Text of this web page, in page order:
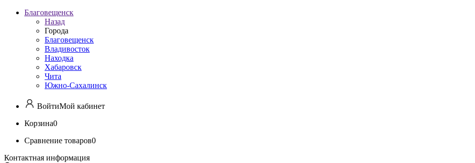
Благовещенск
Назад
Города
Благовещенск
Владивосток
Находка
Хабаровск
Чита
Южно-Сахалинск
ВойтиМой кабинет
Корзина0
Сравнение товаров0
Контактная информация